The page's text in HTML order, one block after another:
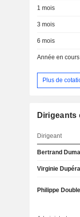
1 mois
3 mois
6 mois
Année en cours
Plus de
Dirigeants
Dirigeant
Bertrand
Virginie
Philippe